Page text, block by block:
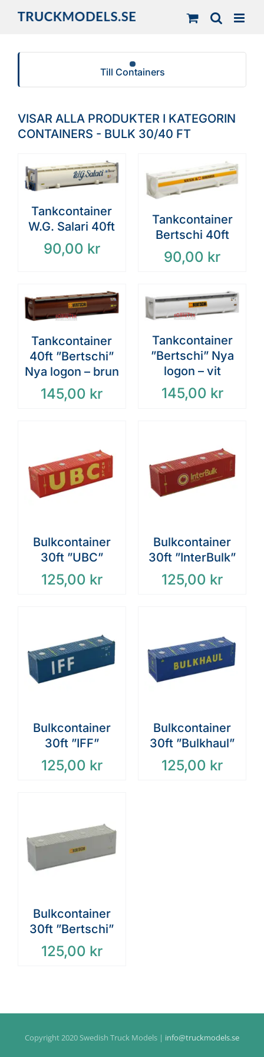
Till Containers
VISAR ALLA PRODUKTER I KATEGORIN
CONTAINERS - BULK 30/40 FT
Tankcontainer
W.G. Salari 40ft
90,00 kr
Tankcontainer
Bertschi 40ft
90,00 kr
Tankcontainer
40ft ”Bertschi”
Nya logon – brun
145,00 kr
Tankcontainer
”Bertschi” Nya
logon – vit
145,00 kr
Bulkcontainer
30ft ”UBC”
125,00 kr
Bulkcontainer
30ft ”InterBulk”
125,00 kr
Bulkcontainer
30ft ”IFF”
125,00 kr
Bulkcontainer
30ft ”Bulkhaul”
125,00 kr
Bulkcontainer
30ft ”Bertschi”
125,00 kr
Copyright 2020 Swedish Truck Models | info@truckmodels.se